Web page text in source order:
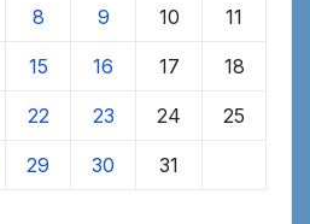
8 9 10 11
15 16 17 18
22 23 24 25
29 30 31